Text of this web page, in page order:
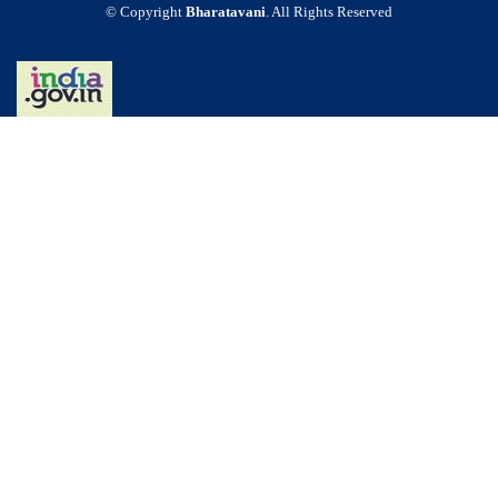
© Copyright Bharatavani. All Rights Reserved